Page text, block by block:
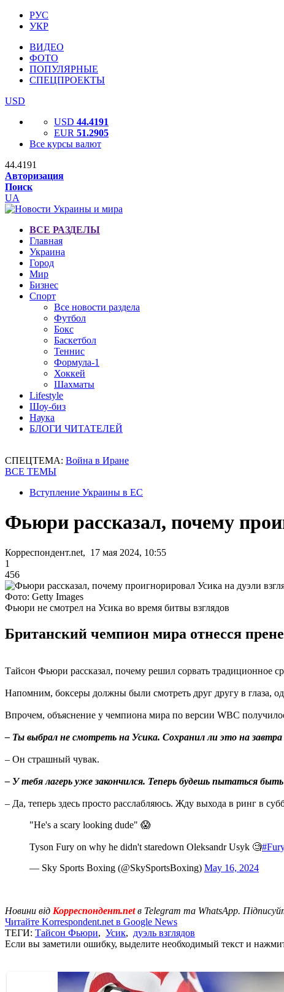
РУС
УКР
ВИДЕО
ФОТО
ПОПУЛЯРНЫЕ
СПЕЦПРОЕКТЫ
USD
USD 44.4191
EUR 51.2905
Все курсы валют
44.4191
Авторизация
Поиск
UA
ВСЕ РАЗДЕЛЫ
Главная
Украина
Город
Мир
Бизнес
Спорт
Все новости раздела
Футбол
Бокс
Баскетбол
Теннис
Формула-1
Хоккей
Шахматы
Lifestyle
Шоу-биз
Наука
БЛОГИ ЧИТАТЕЛЕЙ
СПЕЦТЕМА: Война в Иране
ВСЕ ТЕМЫ
Вступление Украины в ЕС
Фьюри рассказал, почему
Корреспондент.net, 17 мая 2024, 10:55
1
456
Фото: Getty Images
Фьюри не смотрел на Усика во время битвы взглядов
Британский чемпион мира отнесся
Тайсон Фьюри рассказал, почему решил сорвать традиционное
Напомним, боксеры должны были смотреть друг другу в глаза,
Впрочем, объяснение у чемпиона мира по версии WBC
– Ты выбрал не смотреть на Усика. Сохранил ли это на завтра
– Он страшный чувак.
– У тебя лагерь уже закончился. Теперь будешь пытаться
– Да, теперь здесь просто расслабляюсь. Жду выхода в ринг в
"He's a scary looking dude" 😱
Tyson Fury on why he didn't staredown Oleksandr Usyk 🧐
— Sky Sports Boxing (@SkySportsBoxing) May 16, 2024
Новини від Корреспондент.netв Telegram та WhatsApp.
Читайте Korrespondent.net в Google News
ТЕГИ: Тайсон Фьюри, Усик, дуэль взглядов
Если вы заметили ошибку, выделите необходимый текст и